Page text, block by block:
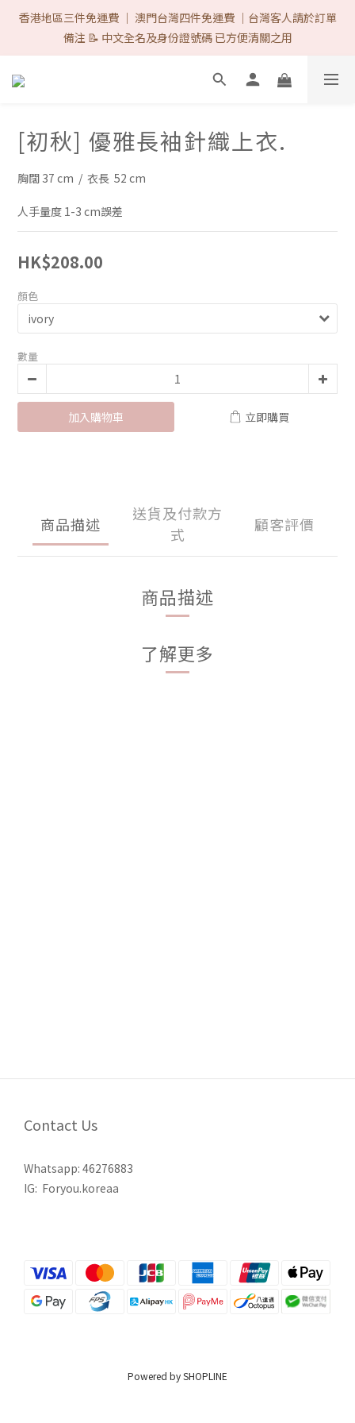
首次購物優惠 Follow IG & Like 3 posts 可減-$8 ♡（完成後DM取
優惠代碼）/ 網站所有的付款方式 1律免手續費. ♡
香港地區三件免運費 ｜ 澳門台灣四件免運費 ｜台灣客人請於訂單
備注 📝 中文全名及身份證號碼 已方便清關之用
首次購物優惠 Follow IG & Like 3 posts 可減-$8 ♡（完成後DM取
[初秋] 優雅長袖針織上衣.
胸闊 37 cm  /  衣長  52 cm
人手量度 1-3 cm誤差
HK$208.00
顏色
數量
加入購物車 立即購買
商品描述
送貨及付款方
式
顧客評價
商品描述
了解更多
Contact Us
Whatsapp: 46276883
IG: Foryou.koreaa
Powered by SHOPLINE